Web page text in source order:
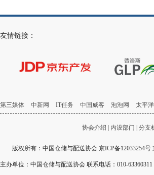
友情链接：
第三媒体 中新网 IT任务 中国威客 泡泡网 太平
协会介绍 内设部门 分支
版权所有：中国仓储与配送协会 京ICP备12033254号
主办单位：中国仓储与配送协会 联系电话：010-63360311